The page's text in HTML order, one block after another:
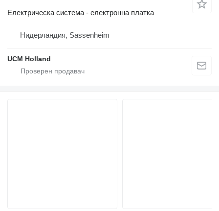
Електрическа система - електронна платка
Нидерландия, Sassenheim
UCM Holland